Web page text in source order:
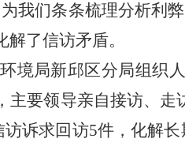
我们条条梳理分析利
了信访矛盾。
境局新邱区分局组织
要领导亲自接访、走
诉求回访5件，化解